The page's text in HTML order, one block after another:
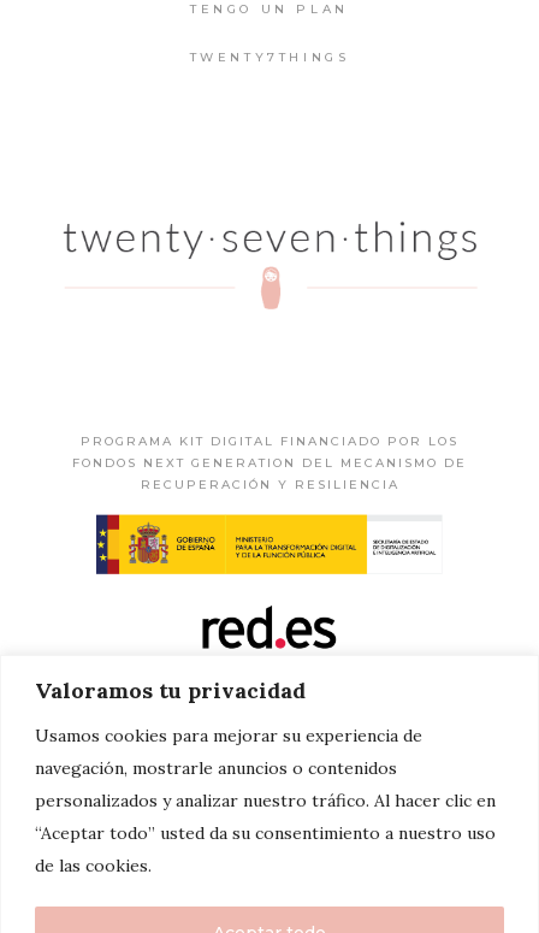
Valoramos tu privacidad
Usamos cookies para mejorar su experiencia de
navegación, mostrarle anuncios o contenidos
personalizados y analizar nuestro tráfico. Al hacer clic en
“Aceptar todo” usted da su consentimiento a nuestro uso
de las cookies.
TENGO UN PLAN
TWENTY7THINGS
PROGRAMA KIT DIGITAL FINANCIADO POR LOS
FONDOS NEXT GENERATION DEL MECANISMO DE
RECUPERACIÓN Y RESILIENCIA